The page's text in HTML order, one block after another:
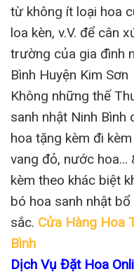
từ không ít loại hoa
loa kèn, v.V. để cân
trường của gia đình
Bình Huyện Kim Sơn
Không những thế
sanh nhật Ninh
hoa tặng kèm đi
vang đỏ, nước hoa…
kèm theo khác biệt
bó hoa sanh nhật
sắc. Cửa Hàng Hoa
Bình
Dịch Vụ Đặt Hoa